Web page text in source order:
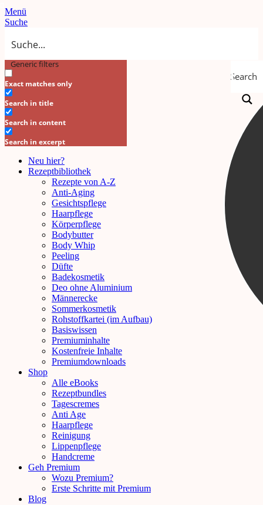
Menü
Suche
Search
Generic filters
Exact matches only
Search in title
Search in content
Search in excerpt
Neu hier?
Rezeptbibliothek
Rezepte von A-Z
Anti-Aging
Gesichtspflege
Haarpflege
Körperpflege
Bodybutter
Body Whip
Peeling
Düfte
Badekosmetik
Deo ohne Aluminium
Männerecke
Sommerkosmetik
Rohstoffkartei (im Aufbau)
Basiswissen
Premiuminhalte
Kostenfreie Inhalte
Premiumdownloads
Shop
Alle eBooks
Rezeptbundles
Tagescremes
Anti Age
Haarpflege
Reinigung
Lippenpflege
Handcreme
Geh Premium
Wozu Premium?
Erste Schritte mit Premium
Blog